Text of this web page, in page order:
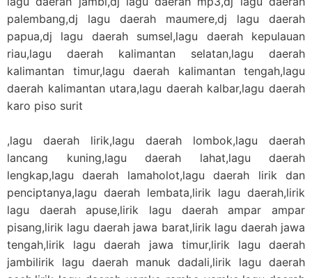
palembang,dj lagu daerah maumere,dj lagu daerah
papua,dj lagu daerah sumsel,lagu daerah kepulauan
riau,lagu daerah kalimantan selatan,lagu daerah
kalimantan timur,lagu daerah kalimantan tengah,lagu
daerah kalimantan utara,lagu daerah kalbar,lagu daerah
karo piso surit
,lagu daerah lirik,lagu daerah lombok,lagu daerah
lancang kuning,lagu daerah lahat,lagu daerah
lengkap,lagu daerah lamaholot,lagu daerah lirik dan
penciptanya,lagu daerah lembata,lirik lagu daerah,lirik
lagu daerah apuse,lirik lagu daerah ampar ampar
pisang,lirik lagu daerah jawa barat,lirik lagu daerah jawa
tengah,lirik lagu daerah jawa timur,lirik lagu daerah
jambilirik lagu daerah manuk dadali,lirik lagu daerah